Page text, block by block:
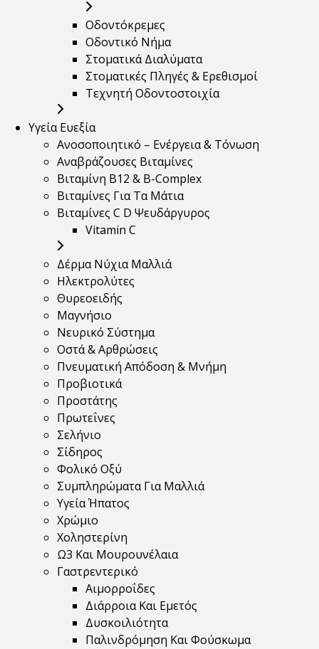
Οδοντόκρεμες
Οδοντικό Νήμα
Στοματικά Διαλύματα
Στοματικές Πληγές & Ερεθισμοί
Τεχνητή Οδοντοστοιχία
Υγεία Ευεξία
Ανοσοποιητικό – Ενέργεια & Τόνωση
Αναβράζουσες Βιταμίνες
Βιταμίνη B12 & Β-Complex
Βιταμίνες Για Τα Μάτια
Βιταμίνες C D Ψευδάργυρος
Vitamin C
Δέρμα Νύχια Μαλλιά
Ηλεκτρολύτες
Θυρεοειδής
Μαγνήσιο
Νευρικό Σύστημα
Οστά & Αρθρώσεις
Πνευματική Απόδοση & Μνήμη
Προβιοτικά
Προστάτης
Πρωτεΐνες
Σελήνιο
Σίδηρος
Φολικό Οξύ
Συμπληρώματα Για Μαλλιά
Υγεία Ήπατος
Χρώμιο
Χοληστερίνη
Ω3 Και Μουρουνέλαια
Γαστρεντερικό
Αιμορροΐδες
Διάρροια Και Εμετός
Δυσκοιλιότητα
Παλινδρόμηση Και Φούσκωμα